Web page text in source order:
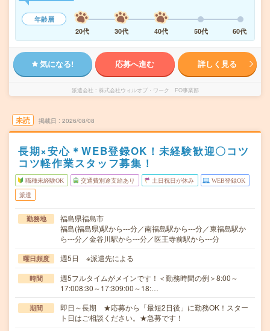
年齢層
20代
30代 40代 50代 60代
気になる! 応募へ進む 詳しく見る
派遣会社 株式会社ウィルオブ・ワーク FO事業部
未読 掲載日 2026/08/08
長期×安心＊WEB登録OK！未経験歓迎〇コツ
コツ軽作業スタッフ募集！
職種未経験OK 交通費別途支給あり 土日祝日が休み WEB登録OK
派遣
勤務地
福島県福島市
福島(福島県)駅から---分／南福島駅から---分／東福島駅か
ら---分／金谷川駅から---分／医王寺前駅から---分
曜日頻度 週5日 ※派遣先による
時間
週5フルタイムがメインです！＜勤務時間の例＞8:00～
17:008:30～17:309:00～18:…
期間
即日～長期 ★応募から「最短2日後」に勤務OK！スター
ト日はご相談ください。★急募です！